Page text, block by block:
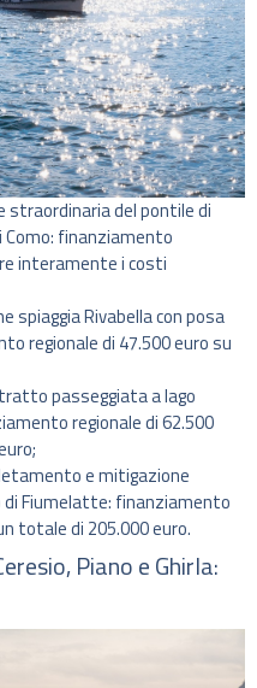
straordinaria del pontile di
Como: finanziamento
interamente i costi
spiaggia Rivabella con posa
regionale di 47.500 euro su
passeggiata a lago
regionale di 62.500
e mitigazione
Fiumelatte: finanziamento
totale di 205.000 euro.
Piano e Ghirla: